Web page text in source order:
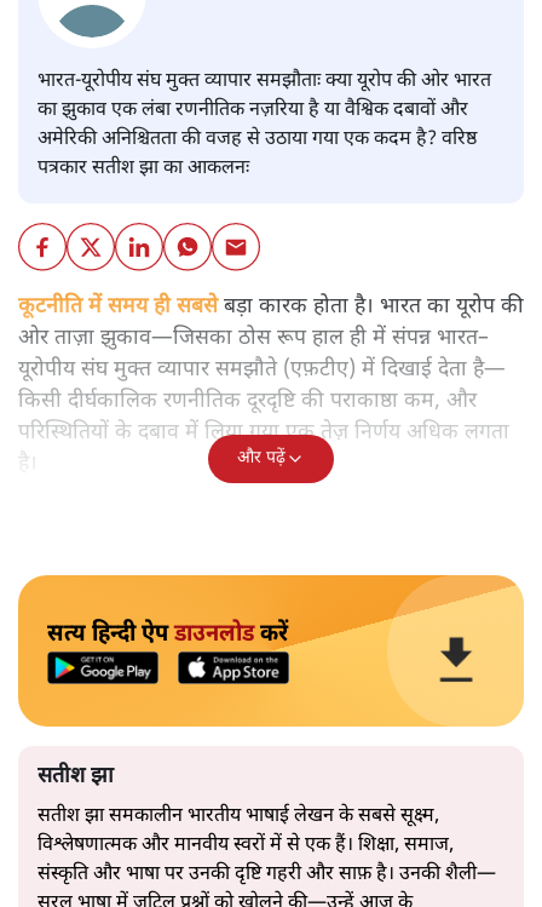
भारत-यूरोपीय संघ मुक्त व्यापार समझौताः क्या यूरोप की ओर भारत
का झुकाव एक लंबा रणनीतिक नज़रिया है या वैश्विक दबावों और
अमेरिकी अनिश्चितता की वजह से उठाया गया एक कदम है? वरिष्ठ
पत्रकार सतीश झा का आकलनः
कूटनीति में समय ही सबसेबड़ा कारक होता है। भारत का यूरोप की
ओर ताज़ा झुकाव—जिसका ठोस रूप हाल ही में संपन्न भारत–
यूरोपीय संघ मुक्त व्यापार समझौते (एफ़टीए) में दिखाई देता है—
किसी दीर्घकालिक रणनीतिक दूरदृष्टि की पराकाष्ठा कम, और
परिस्थितियों के दबाव में लिया गया एक तेज़ निर्णय अधिक लगता
है।
और पढ़ें
सत्य हिन्दी ऐपडाउनलोडकरें
सतीश झा
सतीश झा समकालीन भारतीय भाषाई लेखन के सबसे सूक्ष्म,
विश्लेषणात्मक और मानवीय स्वरों में से एक हैं। शिक्षा, समाज,
संस्कृति और भाषा पर उनकी दृष्टि गहरी और साफ़ है। उनकी शैली—